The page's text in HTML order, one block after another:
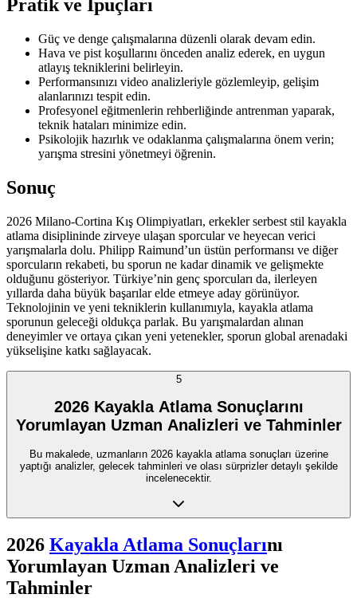
Pratik ve İpuçları
Güç ve denge çalışmalarına düzenli olarak devam edin.
Hava ve pist koşullarını önceden analiz ederek, en uygun
atlayış tekniklerini belirleyin.
Performansınızı video analizleriyle gözlemleyip, gelişim
alanlarınızı tespit edin.
Profesyonel eğitmenlerin rehberliğinde antrenman yaparak,
teknik hataları minimize edin.
Psikolojik hazırlık ve odaklanma çalışmalarına önem verin;
yarışma stresini yönetmeyi öğrenin.
Sonuç
2026 Milano-Cortina Kış Olimpiyatları, erkekler serbest stil kayakla
atlama disiplininde zirveye ulaşan sporcular ve heyecan verici
yarışmalarla dolu. Philipp Raimund’un üstün performansı ve diğer
sporcuların rekabeti, bu sporun ne kadar dinamik ve gelişmekte
olduğunu gösteriyor. Türkiye’nin genç sporcuları da, ilerleyen
yıllarda daha büyük başarılar elde etmeye aday görünüyor.
Teknolojinin ve yeni tekniklerin kullanımıyla, kayakla atlama
sporunun geleceği oldukça parlak. Bu yarışmalardan alınan
deneyimler ve ortaya çıkan yeni yetenekler, sporun global arenadaki
yükselişine katkı sağlayacak.
5
2026 Kayakla Atlama Sonuçlarını
Yorumlayan Uzman Analizleri ve Tahminler
Bu makalede, uzmanların 2026 kayakla atlama sonuçları üzerine
yaptığı analizler, gelecek tahminleri ve olası sürprizler detaylı şekilde
incelenecektir.
2026 Kayakla Atlama Sonuçlarını
Yorumlayan Uzman Analizleri ve
Tahminler